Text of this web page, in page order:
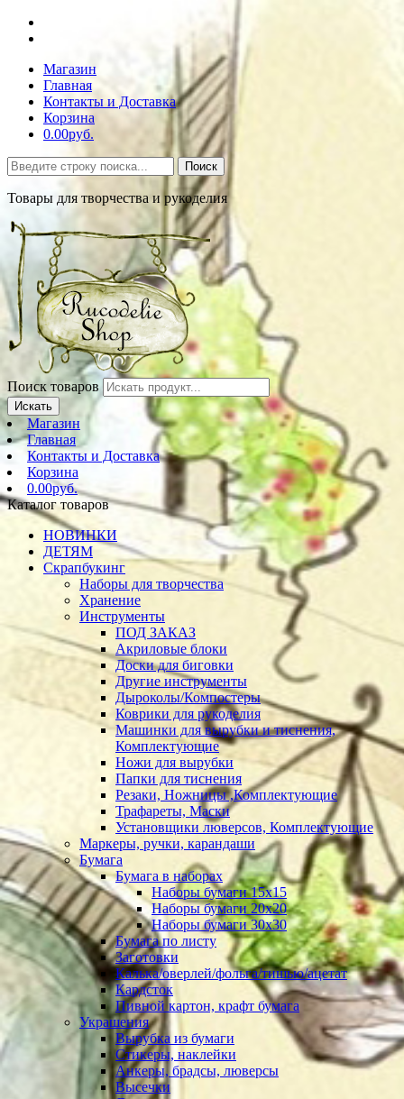
Магазин
Главная
Контакты и Доставка
Корзина
0.00руб.
Поиск
Товары для творчества и рукоделия
Поиск товаров
Искать
Магазин
Главная
Контакты и Доставка
Корзина
0.00руб.
Каталог товаров
НОВИНКИ
ДЕТЯМ
Скрапбукинг
Наборы для творчества
Хранение
Инструменты
ПОД ЗАКАЗ
Акриловые блоки
Доски для биговки
Другие инструменты
Дыроколы/Компостеры
Коврики для рукоделия
Машинки для вырубки и тиснения,
Комплектующие
Ножи для вырубки
Папки для тиснения
Резаки, Ножницы ,Комплектующие
Трафареты, Маски
Установщики люверсов, Комплектующие
Маркеры, ручки, карандаши
Бумага
Бумага в наборах
Наборы бумаги 15х15
Наборы бумаги 20х20
Наборы бумаги 30х30
Бумага по листу
Заготовки
Калька/оверлей/фольга/тишью/ацетат
Кардсток
Пивной картон, крафт бумага
Украшения
Вырубка из бумаги
Стикеры, наклейки
Анкеры, брадсы, люверсы
Высечки